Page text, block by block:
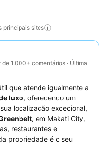
principais sites
1.000+ comentários · Última
que atende igualmente a
luxo, oferecendo um
localização excecional,
, em Makati City,
restaurantes e
propriedade é o seu